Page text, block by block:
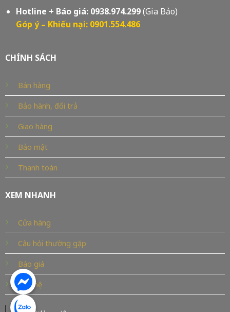
Hotline + Báo giá: 0938.974.299(Gia Bảo)
Góp ý – Khiếu nại: 0901.554.486
CHÍNH SÁCH
Bán hàng
Bảo hành, đổi trả
Giao hàng
Bảo mật
Thanh toán
XEM NHANH
Cửa hàng
Câu hỏi thường gặp
Báo giá
Liên hệ